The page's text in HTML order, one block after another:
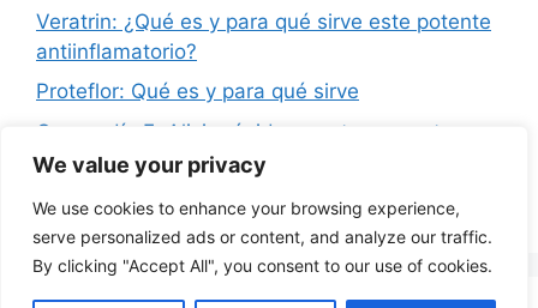
We value your privacy
We use cookies to enhance your browsing experience,
serve personalized ads or content, and analyze our traffic.
By clicking "Accept All", you consent to our use of cookies.
Veratrin: ¿Qué es y para qué sirve este potente
antiinflamatorio?
Proteflor: Qué es y para qué sirve
Graneodín F: Alivio rápido para tu garganta
Simiblock Ultra Max 100: Qué es y para qué
sirve